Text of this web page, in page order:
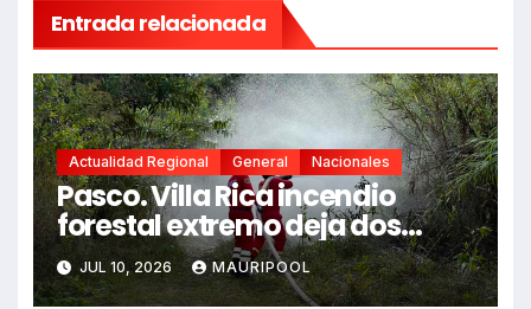
Entrada relacionada
Actualidad Regional General Nacionales
Pasco. Villa Rica incendio
forestal extremo deja dos
fallecidos y heridos
JUL 10, 2026 MAURIPOOL